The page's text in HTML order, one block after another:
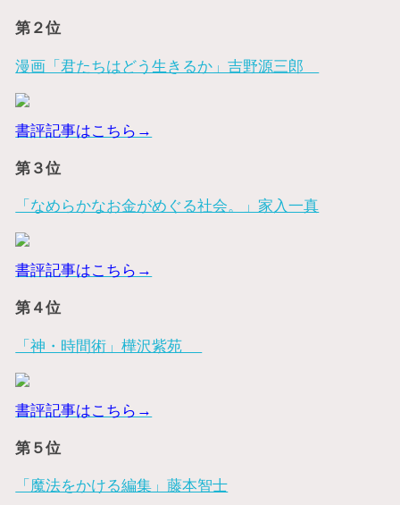
第２位
漫画「君たちはどう生きるか」吉野源三郎
書評記事はこちら→
第３位
「なめらかなお金がめぐる社会。」家入一真
書評記事はこちら→
第４位
「神・時間術」樺沢紫苑
書評記事はこちら→
第５位
「魔法をかける編集」藤本智士